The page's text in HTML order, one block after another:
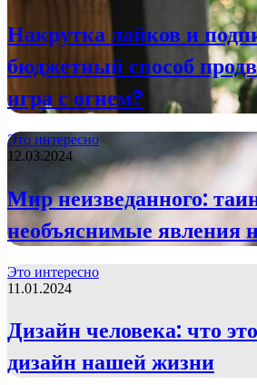
Накрутка лайков и
бюджетный способ
игра с огнем?
Это интересно
12.03.2024
Мир неизведанного:
необъяснимые явления
Это интересно
11.01.2024
Дизайн человека: что
дизайн нашей жизни